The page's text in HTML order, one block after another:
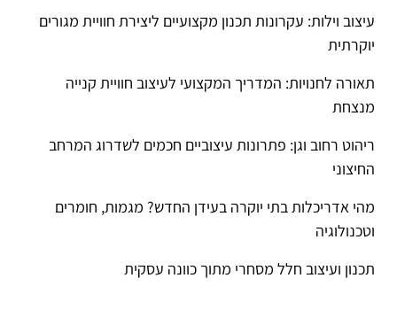
עיצוב וילות: עקרונות תכנון מקצועיים ליצירת חוויית מגורים
יוקרתית
תאורה לחנויות: המדריך המקצועי לעיצוב חוויית קנייה
מנצחת
ריהוט רחוב וגן: פתרונות עיצוביים חכמים לשדרוג המרחב
החיצוני
מהי אדריכלות בתי יוקרה בעידן החדש? מגמות, חומרים
וטכנולוגיה
תכנון ועיצוב חלל מסחרי מתוך כוונה עסקית